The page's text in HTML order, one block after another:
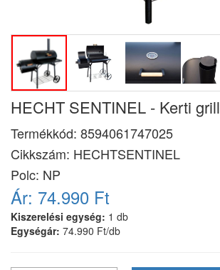
HECHT SENTINEL - Kerti grill
Termékkód: 8594061747025
Cikkszám: HECHTSENTINEL
Polc: NP
Ár: 74.990 Ft
Kiszerelési egység: 1 db
Egységár: 74.990 Ft/db